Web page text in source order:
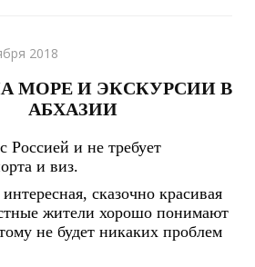
2018
МОРЕ И ЭКСКУРСИИ В
АБХАЗИИ
Россией и не требует
и виз.
сказочно красивая
жители хорошо понимают
не будет никаких проблем